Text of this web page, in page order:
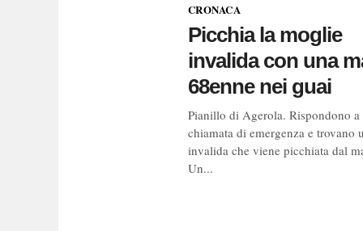
CRONACA
Picchia la moglie
invalida con una
68enne nei guai
Pianillo di Agerola. Rispondono a
chiamata di emergenza e trovano
invalida che viene picchiata dal
Un...